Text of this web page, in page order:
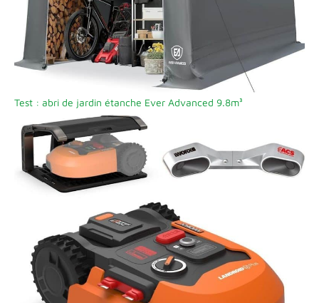
Test : abri de jardin étanche Ever Advanced 9.8m³